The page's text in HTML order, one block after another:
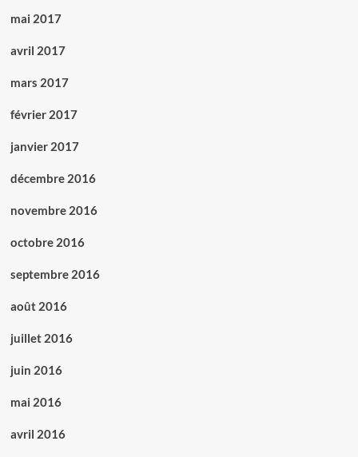
mai 2017
avril 2017
mars 2017
février 2017
janvier 2017
décembre 2016
novembre 2016
octobre 2016
septembre 2016
août 2016
juillet 2016
juin 2016
mai 2016
avril 2016